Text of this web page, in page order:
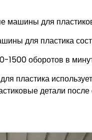
машины для
для пластика
1500 оборотов в
пластика
детали